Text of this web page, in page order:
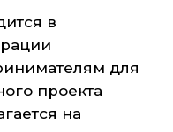
в
для
проекта
на